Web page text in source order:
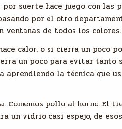
suerte hace juego con las
por el otro
ventanas de todos los colores.
calor, o si cierra un poco
un poco para evitar tanto
aprendiendo la técnica que
Comemos pollo al horno. El
un vidrio casi espejo, de